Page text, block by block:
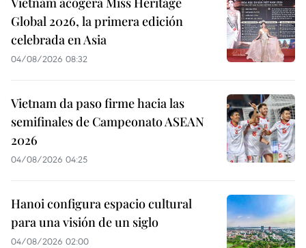
Global 2026, la primera edición
celebrada en Asia
04/08/2026 08:32
Vietnam da paso firme hacia las
semifinales de Campeonato ASEAN
2026
04/08/2026 04:25
Hanoi configura espacio cultural
para una visión de un siglo
04/08/2026 02:00